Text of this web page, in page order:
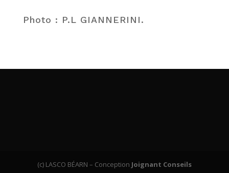
Photo : P.L GIANNERINI.
(c) LASCO BÉARN – Conception Joignant Conseils